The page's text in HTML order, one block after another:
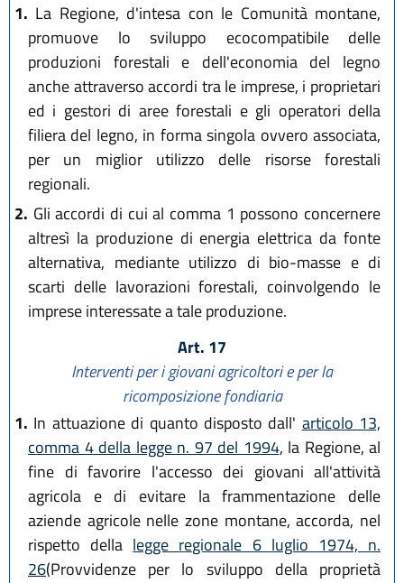
1. La Regione, d'intesa con le Comunità montane,
promuove lo sviluppo ecocompatibile delle
produzioni forestali e dell'economia del legno
anche attraverso accordi tra le imprese, i proprietari
ed i gestori di aree forestali e gli operatori della
filiera del legno, in forma singola ovvero associata,
per un miglior utilizzo delle risorse forestali
regionali.
2. Gli accordi di cui al comma 1 possono concernere
altresì la produzione di energia elettrica da fonte
alternativa, mediante utilizzo di bio-masse e di
scarti delle lavorazioni forestali, coinvolgendo le
imprese interessate a tale produzione.
Art. 17
Interventi per i giovani agricoltori e per la
ricomposizione fondiaria
1. In attuazione di quanto disposto dall' articolo 13,
comma 4 della legge n. 97 del 1994, la Regione, al
fine di favorire l'accesso dei giovani all'attività
agricola e di evitare la frammentazione delle
aziende agricole nelle zone montane, accorda, nel
rispetto della legge regionale 6 luglio 1974, n.
26(Provvidenze per lo sviluppo della proprietà